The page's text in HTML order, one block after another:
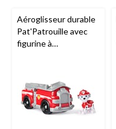
Aéroglisseur durable
Pat'Patrouille avec
figurine à